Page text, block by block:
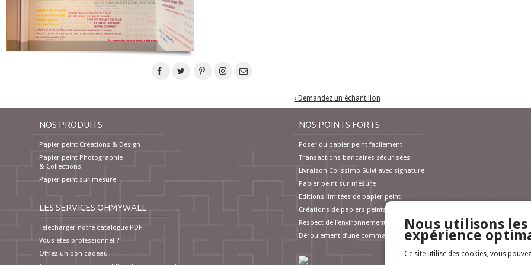
› Demandez un échantillon
NOS PRODUITS
Papier peint Créations & Design
Papier peint Photographie
& Collections
Papier peint sur mesure
LES SERVICES OHMYWALL
Télécharger notre catalogue PDF
Vous êtes professionnel ?
Offrez un bon cadeau
NOS POINTS FORTS
Poser du papier peint facilement
Transactions bancaires sécurisées
Livraison Colissimo Suivi avec signature
Papier peint sur mesure
Editions limitées de papier peint
Créations de papiers peints exclusives
Respect de l’environnement
Déroulement d’une commande
Nous utilisons
expérience
Ce site utilise des cookies, vous